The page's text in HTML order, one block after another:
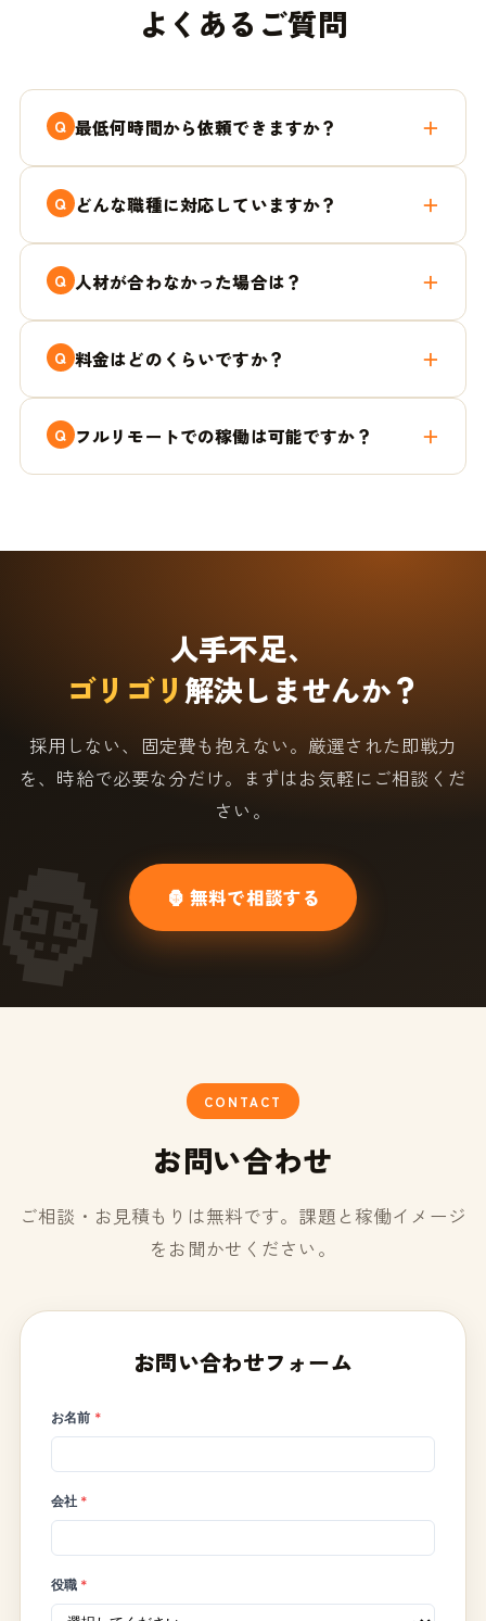
よくあるご質問
最低何時間から依頼できますか？
どんな職種に対応していますか？
人材が合わなかった場合は？
料金はどのくらいですか？
フルリモートでの稼働は可能ですか？
人手不足、
ゴリゴリ 解決しませんか？
採用しない、固定費も抱えない。厳選された即戦力
を、時給で必要な分だけ。まずはお気軽にご相談くだ
さい。
🦍 無料で相談する
CONTACT
お問い合わせ
ご相談・お見積もりは無料です。課題と稼働イメージ
をお聞かせください。
お問い合わせフォーム
お名前 *
会社 *
役職 *